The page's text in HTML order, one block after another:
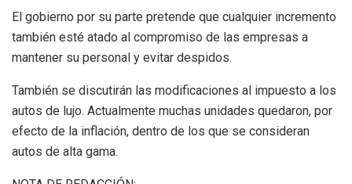
El gobierno por su parte pretende que cualquier incremento
también esté atado al compromiso de las empresas a
mantener su personal y evitar despidos.
También se discutirán las modificaciones al impuesto a los
autos de lujo. Actualmente muchas unidades quedaron, por
efecto de la inflación, dentro de los que se consideran
autos de alta gama.